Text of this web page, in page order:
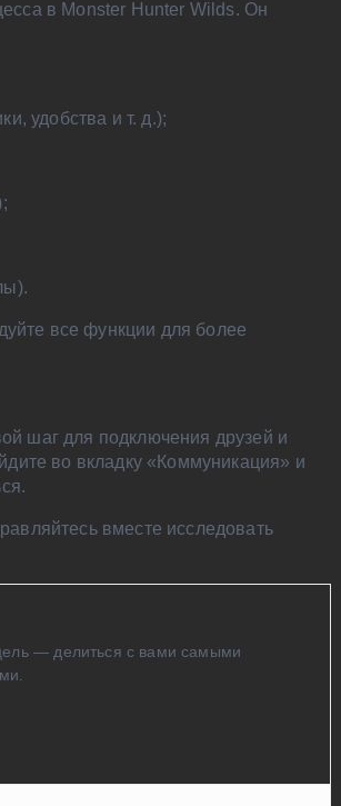
в Monster Hunter Wilds. Он
удобства и т. д.);
все функции для более
шаг для подключения друзей и
во вкладку «Коммуникация» и
вместе исследовать
— делиться с вами самыми